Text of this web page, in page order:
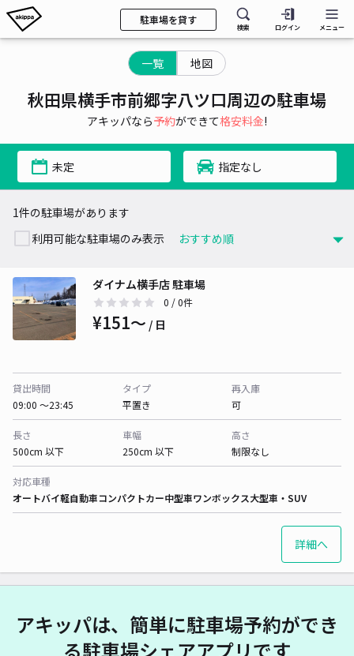
駐車場を貸す
検索 ログイン メニュー
一覧 地図
秋田県横手市前郷字八ツ口周辺の駐車場
アキッパなら予約ができて格安料金!
未定 指定なし
1件の駐車場があります
利用可能な駐車場のみ表示
ダイナム横手店 駐車場
0 / 0件
¥151〜 / 日
貸出時間
09:00 〜23:45
タイプ
平置き
再入庫
可
長さ
500cm 以下
車幅
250cm 以下
高さ
制限なし
対応車種
オートバイ軽自動車コンパクトカー中型車ワンボックス大型車・SUV
詳細へ
アキッパは、簡単に駐車場予約ができ
る駐車場シェアアプリです